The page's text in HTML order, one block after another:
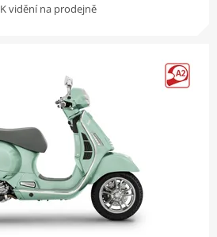
K vidění na prodejně